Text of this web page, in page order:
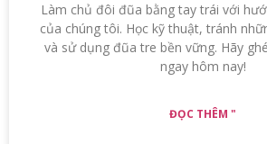
Làm chủ đôi đũa bằng tay trái với
của chúng tôi. Học kỹ thuật, tránh
và sử dụng đũa tre bền vững. Hãy
ngay hôm nay!
ĐỌC THÊM "